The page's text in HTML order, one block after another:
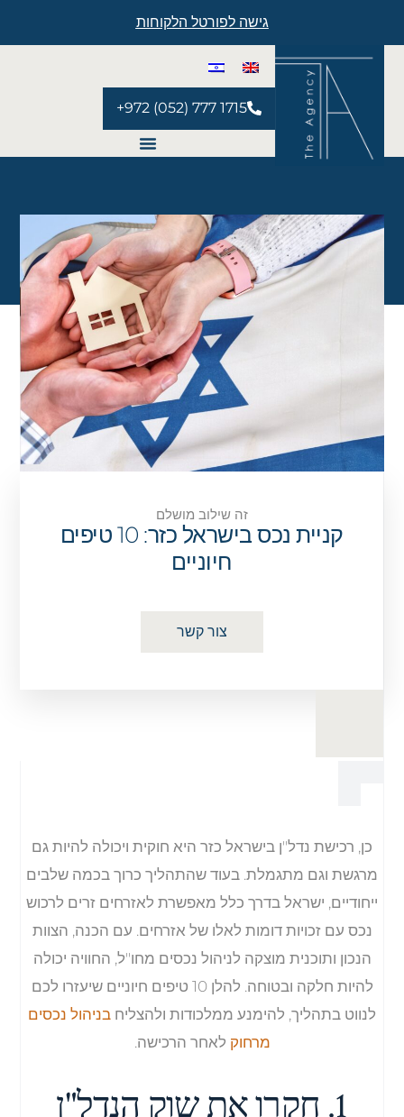
גישה לפורטל הלקוחות
+972 (052) 777 1715
זה שילוב מושלם
קניית נכס בישראל כזר: 10 טיפים
חיוניים
צור קשר
כן, רכישת נדל"ן בישראל כזר היא חוקית ויכולה להיות גם
מרגשת וגם מתגמלת. בעוד שהתהליך כרוך בכמה שלבים
ייחודיים, ישראל בדרך כלל מאפשרת לאזרחים זרים לרכוש
נכס עם זכויות דומות לאלו של אזרחים. עם הכנה, הצוות
הנכון ותוכנית מוצקה לניהול נכסים מחו"ל, החוויה יכולה
להיות חלקה ובטוחה. להלן 10 טיפים חיוניים שיעזרו לכם
לנווט בתהליך, להימנע ממלכודות ולהצליח בניהול נכסים
מרחוקלאחר הרכישה.
1. חקרו את שוק הנדל"ן